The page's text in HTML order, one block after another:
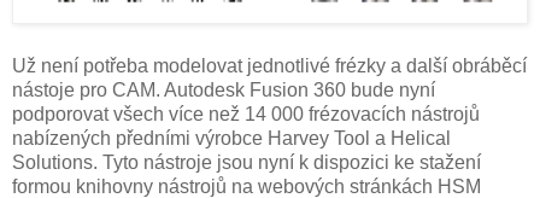
Už není potřeba modelovat jednotlivé frézky a další obráběcí
nástoje pro CAM. Autodesk Fusion 360 bude nyní
podporovat všech více než 14 000 frézovacích nástrojů
nabízených předními výrobce Harvey Tool a Helical
Solutions. Tyto nástroje jsou nyní k dispozici ke stažení
formou knihovny nástrojů na webových stránkách HSM